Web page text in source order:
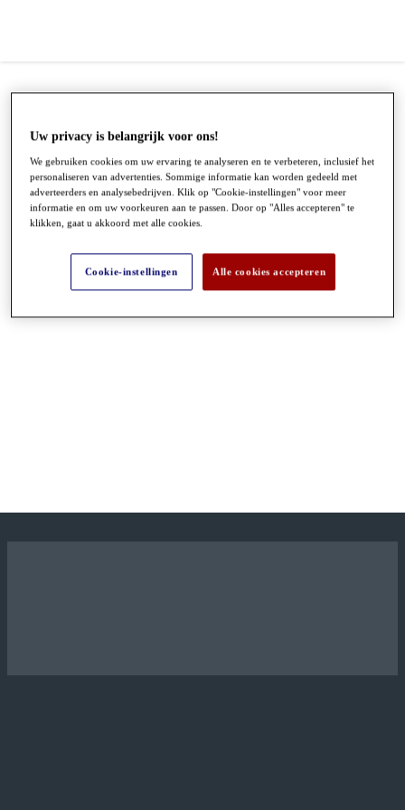
●●●
Uw privacy is belangrijk voor ons!
We gebruiken cookies om uw ervaring te analyseren en te verbeteren, inclusief het
personaliseren van advertenties. Sommige informatie kan worden gedeeld met
adverteerders en analysebedrijven. Klik op "Cookie-instellingen" voor meer
informatie en om uw voorkeuren aan te passen. Door op "Alles accepteren" te
klikken, gaat u akkoord met alle cookies.
Cookie-instellingen Alle cookies accepteren